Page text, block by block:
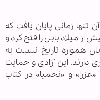
تنها زمانی پایان یافت که
پادشاه ایران، در سال ۵۳۹ پیش از میلاد بابل را فتح کرد و
همواره تاریخ نسبت به
دارند. این آزادی و حمایت
و «نحمیا» در کتاب